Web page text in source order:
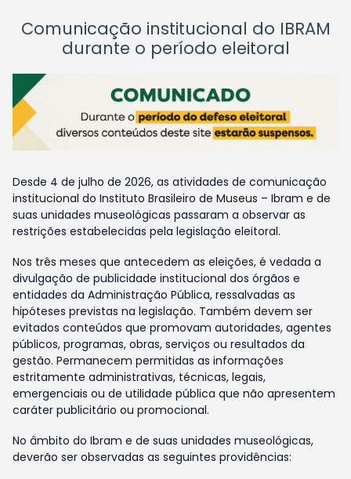
Comunicação institucional do IBRAM
durante o período eleitoral
Desde 4 de julho de 2026, as atividades de comunicação
institucional do Instituto Brasileiro de Museus – Ibram e de
suas unidades museológicas passaram a observar as
restrições estabelecidas pela legislação eleitoral.
Nos três meses que antecedem as eleições, é vedada a
divulgação de publicidade institucional dos órgãos e
entidades da Administração Pública, ressalvadas as
hipóteses previstas na legislação. Também devem ser
evitados conteúdos que promovam autoridades, agentes
públicos, programas, obras, serviços ou resultados da
gestão. Permanecem permitidas as informações
estritamente administrativas, técnicas, legais,
emergenciais ou de utilidade pública que não apresentem
caráter publicitário ou promocional.
No âmbito do Ibram e de suas unidades museológicas,
deverão ser observadas as seguintes providências: